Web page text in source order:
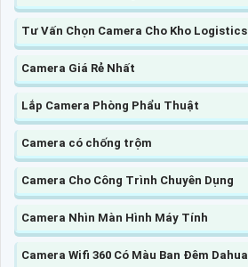
Tư Vấn Chọn Camera Cho Kho Logistics
Camera Giá Rẻ Nhất
Lắp Camera Phòng Phẩu Thuật
Camera có chống trộm
Camera Cho Công Trình Chuyên Dụng
Camera Nhìn Màn Hình Máy Tính
Camera Wifi 360 Có Màu Ban Đêm Dahua